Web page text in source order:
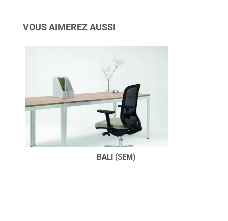
VOUS AIMEREZ AUSSI
BALI (SEM)